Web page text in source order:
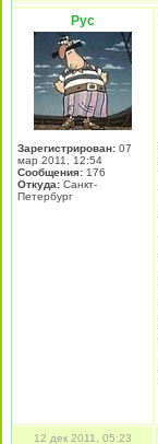
Pyc
Зарегистрирован: 07
мар 2011, 12:54
Сообщения: 176
Откуда: Санкт-
Петербург
12 дек 2011, 05:23